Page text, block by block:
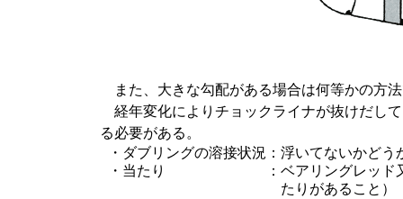
また、大きな勾配がある場合は何等かの方
経年変化によりチョックライナが抜けだし
る必要がある。
・ダブリングの溶接状況 ： 浮いてないかどう
・当たり
： ベアリングレッド
たりがあること）